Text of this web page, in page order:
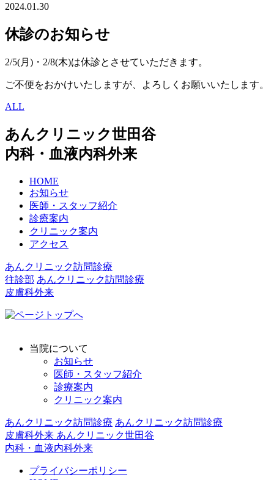
2024.01.30
休診のお知らせ
2/5(月)・2/8(木)は休診とさせていただきます。
ご不便をおかけいたしますが、よろしくお願いいたします。
ALL
あんクリニック世田谷
内科・血液内科外来
HOME
お知らせ
医師・スタッフ紹介
診療案内
クリニック案内
アクセス
あんクリニック訪問診療
往診部 あんクリニック訪問診療
皮膚科外来
当院について
お知らせ
医師・スタッフ紹介
診療案内
クリニック案内
あんクリニック訪問診療 あんクリニック訪問診療
皮膚科外来 あんクリニック世田谷
内科・血液内科外来
プライバシーポリシー